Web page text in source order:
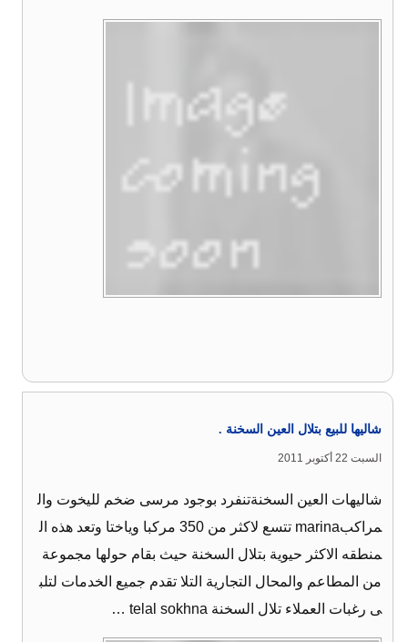
شاليها للبيع بتلال العين السخنة .
السبت 22 أكتوبر 2011
شاليهات العين السخنةتنفرد بوجود مرسى ضخم لليخوت وال
مراكبmarina تتسع لاكثر من 350 مركبا وياختا وتعد هذه ال
منطقه الاكثر حيوية بتلال السخنة حيث بقام حولها مجموعة
من المطاعم والمحال التجارية التلا تقدم جميع الخدمات لتلب
ى رغبات العملاء تلال السخنة telal sokhna …